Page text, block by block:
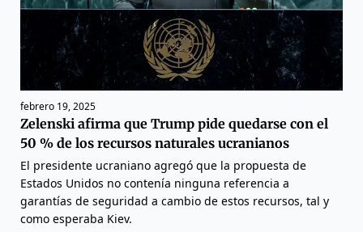
febrero 19, 2025
Zelenski afirma que Trump pide quedarse con el
50 % de los recursos naturales ucranianos
El presidente ucraniano agregó que la propuesta de
Estados Unidos no contenía ninguna referencia a
garantías de seguridad a cambio de estos recursos, tal y
como esperaba Kiev.